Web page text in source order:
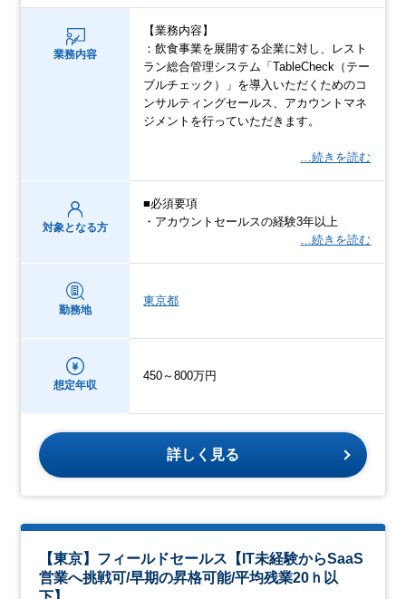
業務内容
【業務内容】
：飲食事業を展開する企業に対し、レスト
ラン総合管理システム「TableCheck（テー
ブルチェック）」を導入いただくためのコ
ンサルティングセールス、アカウントマネ
ジメントを行っていただきます。
…続きを読む
対象となる方
■必須要項
・アカウントセールスの経験3年以上
…続きを読む
勤務地
東京都
想定年収
450～800万円
詳しく見る
【東京】フィールドセールス【IT未経験からSaaS
営業へ挑戦可/早期の昇格可能/平均残業20ｈ以